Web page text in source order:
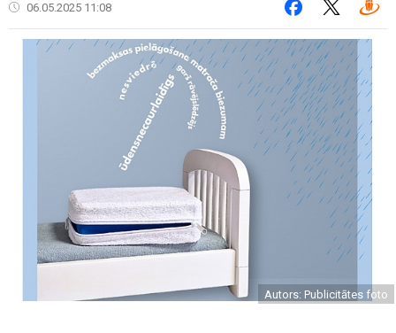
06.05.2025 11:08
Autors: Publicitātes foto